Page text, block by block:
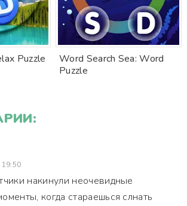
Puzzle
Word Search Sea: Word
Puzzle
19:50
накинули неочевидные
когда стараешься слнать